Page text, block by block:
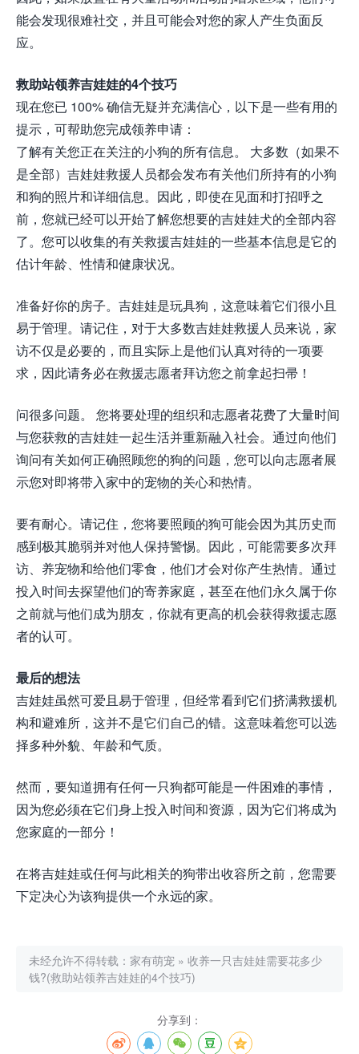
能会发现很难社交，并且可能会对您的家人产生负面反
应。
救助站领养吉娃娃的4个技巧
现在您已 100% 确信无疑并充满信心，以下是一些有用的
提示，可帮助您完成领养申请：
了解有关您正在关注的小狗的所有信息。 大多数（如果不
是全部）吉娃娃救援人员都会发布有关他们所持有的小狗
和狗的照片和详细信息。因此，即使在见面和打招呼之
前，您就已经可以开始了解您想要的吉娃娃犬的全部内容
了。您可以收集的有关救援吉娃娃的一些基本信息是它的
估计年龄、性情和健康状况。
准备好你的房子。吉娃娃是玩具狗，这意味着它们很小且
易于管理。请记住，对于大多数吉娃娃救援人员来说，家
访不仅是必要的，而且实际上是他们认真对待的一项要
求，因此请务必在救援志愿者拜访您之前拿起扫帚！
问很多问题。 您将要处理的组织和志愿者花费了大量时间
与您获救的吉娃娃一起生活并重新融入社会。通过向他们
询问有关如何正确照顾您的狗的问题，您可以向志愿者展
示您对即将带入家中的宠物的关心和热情。
要有耐心。请记住，您将要照顾的狗可能会因为其历史而
感到极其脆弱并对他人保持警惕。因此，可能需要多次拜
访、养宠物和给他们零食，他们才会对你产生热情。通过
投入时间去探望他们的寄养家庭，甚至在他们永久属于你
之前就与他们成为朋友，你就有更高的机会获得救援志愿
者的认可。
最后的想法
吉娃娃虽然可爱且易于管理，但经常看到它们挤满救援机
构和避难所，这并不是它们自己的错。这意味着您可以选
择多种外貌、年龄和气质。
然而，要知道拥有任何一只狗都可能是一件困难的事情，
因为您必须在它们身上投入时间和资源，因为它们将成为
您家庭的一部分！
在将吉娃娃或任何与此相关的狗带出收容所之前，您需要
下定决心为该狗提供一个永远的家。
未经允许不得转载： 家有萌宠 » 收养一只吉娃娃需要花多少
钱?(救助站领养吉娃娃的4个技巧)
分享到：